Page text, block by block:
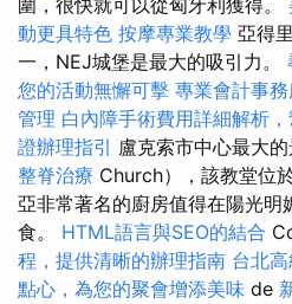
圍，很快就可以從匈牙利獲得。
動更具特色 按摩專業教學 亞得
一，NEJ城堡是最大的吸引力。
您的活動無懈可擊 專業會計事
管理 白內障手術費用詳細解析
證辦理指引 盧克索市中心最大
整脊治療 Church），該教堂位
亞非常著名的廚房值得在陽光明
食。 HTML語言與SEO的結合
程，提供清晰的辦理指南 台北
點心，為您的聚會增添美味 de